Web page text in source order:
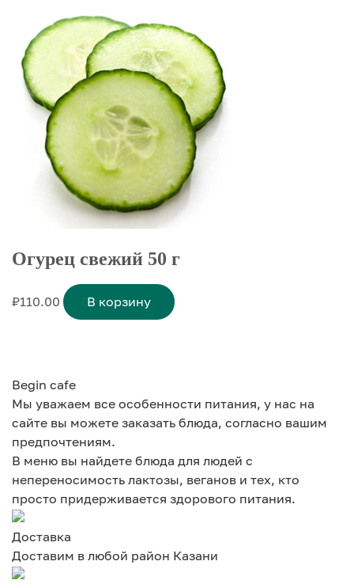
Огурец свежий 50 г
₽110.00 В корзину
Begin cafe
Мы уважаем все особенности питания, у нас на
сайте вы можете заказать блюда, согласно вашим
предпочтениям.
В меню вы найдете блюда для людей с
непереносимость лактозы, веганов и тех, кто
просто придерживается здорового питания.
Доставка
Доставим в любой район Казани